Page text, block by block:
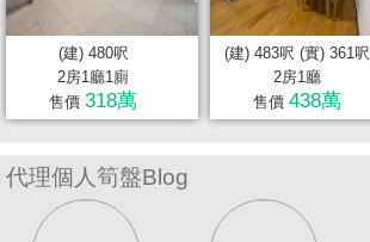
業
於
我
們
(建) 480呎
2房1廳1廁
售價 318萬
(建) 483呎 (實) 361呎
2房1廳
售價 438萬
代理個人筍盤Blog